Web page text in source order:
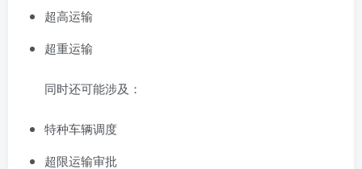
超高运输
超重运输
同时还可能涉及：
特种车辆调度
超限运输审批